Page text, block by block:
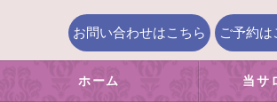
お問い合わせはこちら ご予約は
ホーム 当サ